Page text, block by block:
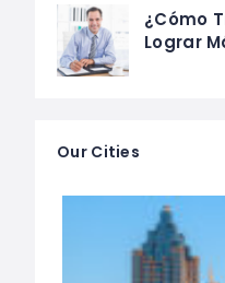
¿Cómo
Lograr
Our Cities